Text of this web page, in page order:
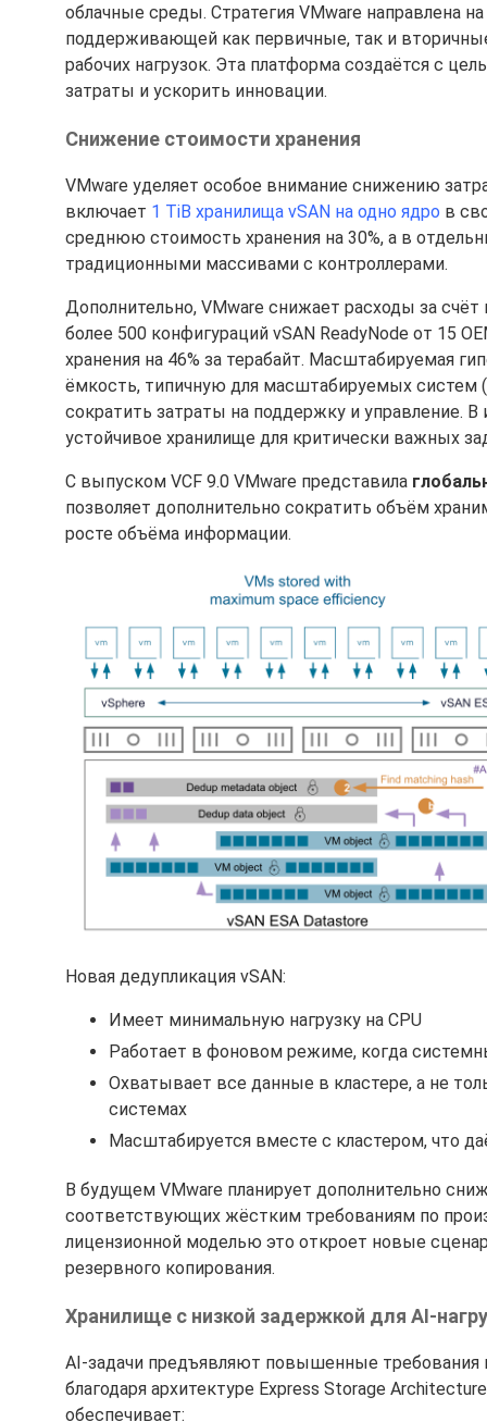
облачные среды. Cтратегия VMware направлена
поддерживающей как первичные, так и
рабочих нагрузок. Эта платформа создаётся с
затраты и ускорить инновации.
Снижение стоимости хранения
VMware уделяет особое внимание снижению
включает 1 TiB хранилища vSAN на одно ядро в
среднюю стоимость хранения на 30%, а в
традиционными массивами с контроллерами.
Дополнительно, VMware снижает расходы за
более 500 конфигураций vSAN ReadyNode от 15
хранения на 46% за терабайт. Масштабируемая
ёмкость, типичную для масштабируемых систем
сократить затраты на поддержку и управление.
устойчивое хранилище для критически важных
С выпуском VCF 9.0 VMware представила
позволяет дополнительно сократить объём
росте объёма информации.
Новая дедупликация vSAN:
Имеет минимальную нагрузку на CPU
Работает в фоновом режиме, когда
Охватывает все данные в кластере, а не
системах
Масштабируется вместе с кластером, что
В будущем VMware планирует дополнительно
соответствующих жёстким требованиям по
лицензионной моделью это откроет новые
резервного копирования.
Хранилище с низкой задержкой для AI-
AI-задачи предъявляют повышенные требования
благодаря архитектуре Express Storage
обеспечивает: